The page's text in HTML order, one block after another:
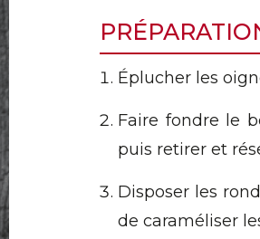
Éplucher les
Faire fondre le
puis retirer et
Disposer les
de caraméliser